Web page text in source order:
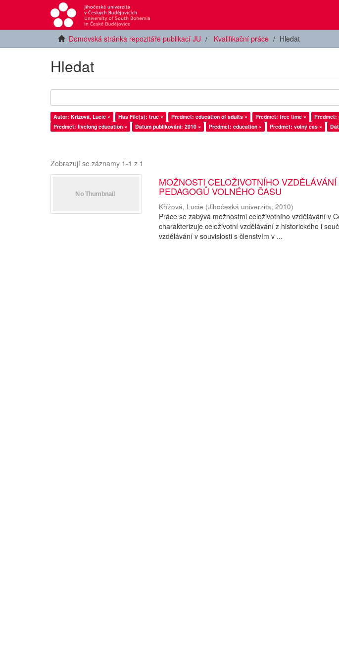
Domovská stránka repozitáře publikací JU Kvalifikační práce Hledat
Hledat
Autor: Křížová, Lucie × Has File(s): true × Předmět: education of adults × Předmět: free time ×
Předmět:
Předmět: livelong education ×
Datum publikování: 2010 × Předmět: education × Předmět: volný čas ×
Zobrazují se záznamy 1-1 z 1
MOŽNOSTI CELOŽIVOTNÍHO
PEDAGOGŮ VOLNÉHO ČASU
Křížová, Lucie (Jihočeská univerzita,2010)
Práce se zabývá možnostmi celoživotního vzdělávání v
charakterizuje celoživotní vzdělávání z historického i
vzdělávání v souvislosti s členstvím v ...